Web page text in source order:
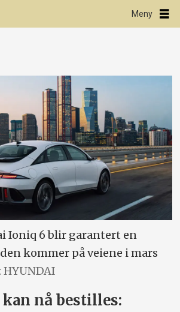
Ioniq 6 blir garantert en
kommer på veiene i mars
kan nå bestilles: